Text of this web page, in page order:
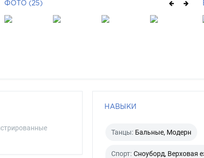
ФОТО (25)
НАВЫКИ
Танцы: Бальные, Модерн
Спорт: Сноуборд, Верховая